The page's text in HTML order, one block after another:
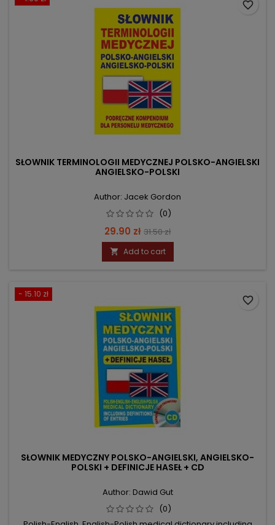
SŁOWNIK TERMINOLOGII MEDYCZNEJ POLSKO-ANGIELSKI
ANGIELSKO-POLSKI
Author: Jacek Gordon
(0)
Price
29.90 zł Regular
price
31.50 zł
 Add to cart
favorite_border
- 15.10 zł
SŁOWNIK MEDYCZNY POLSKO-ANGIELSKI, ANGIELSKO-
POLSKI + DEFINICJE HASEŁ + CD
Author: Dawid Gut
(0)
favorite_border